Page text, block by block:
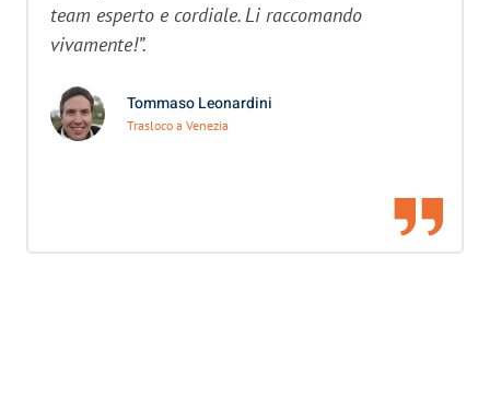
team esperto e cordiale. Li raccomando
vivamente!”.
Tommaso Leonardini
Trasloco a Venezia